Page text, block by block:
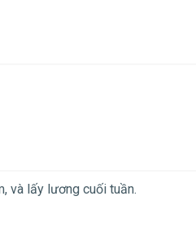
và lấy lương cuối tuần.